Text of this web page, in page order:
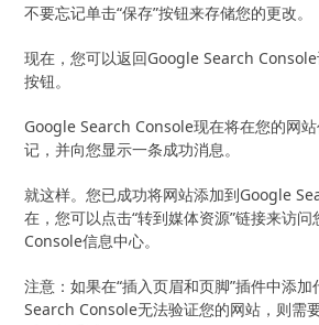
不要忘记单击“保存”按钮来存储您的更改。
现在，您可以返回Google Search Console
按钮。
Google Search Console现在将在您的网
记，并向您显示一条成功消息。
就这样。您已成功将网站添加到Google
在，您可以点击“转到媒体资源”链接来访
Console信息中心。
注意：如果在“插入页眉和页脚”插件中添
Search Console无法验证您的网站，则需